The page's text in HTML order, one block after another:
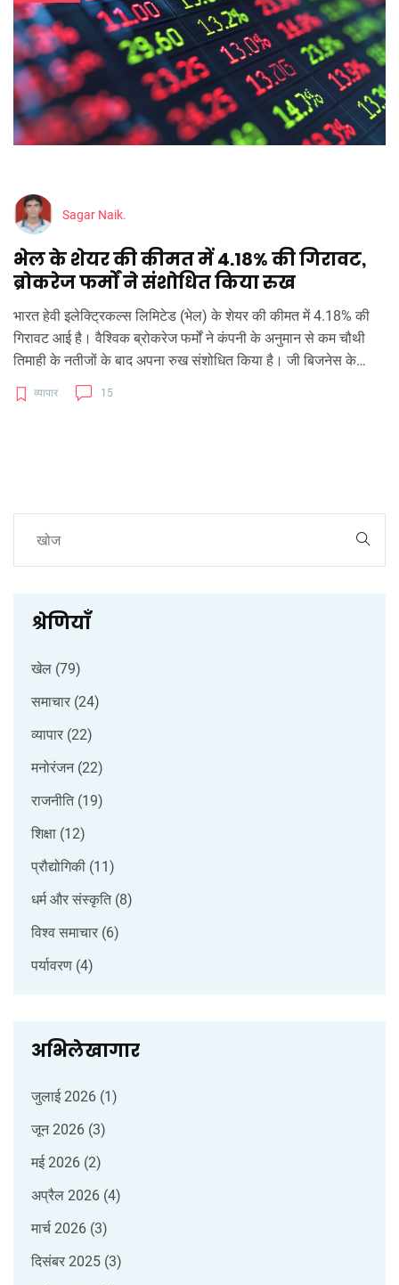
Sagar Naik.
भेल के शेयर की कीमत में 4.18% की गिरावट,
ब्रोकरेज फर्मों ने संशोधित किया रुख
भारत हेवी इलेक्ट्रिकल्स लिमिटेड (भेल) के शेयर की कीमत में 4.18% की
गिरावट आई है। वैश्विक ब्रोकरेज फर्मों ने कंपनी के अनुमान से कम चौथी
तिमाही के नतीजों के बाद अपना रुख संशोधित किया है। जी बिजनेस के
मैनेजिंग एडिटर अनिल सिंघवी ने भेल के फ्यूचर्स में बिकवाली की सलाह दी है।
व्यापार 15
श्रेणियाँ
खेल (79)
समाचार (24)
व्यापार (22)
मनोरंजन (22)
राजनीति (19)
शिक्षा (12)
प्रौद्योगिकी (11)
धर्म और संस्कृति (8)
विश्व समाचार (6)
पर्यावरण (4)
अभिलेखागार
जुलाई 2026 (1)
जून 2026 (3)
मई 2026 (2)
अप्रैल 2026 (4)
मार्च 2026 (3)
दिसंबर 2025 (3)